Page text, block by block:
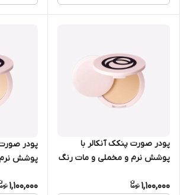
پودر صورت پنکک آنکالر با
پوشش نرم و مخملی و مات رنگ
1,100,000
پودر صورت
پوشش
38800
1,100,000